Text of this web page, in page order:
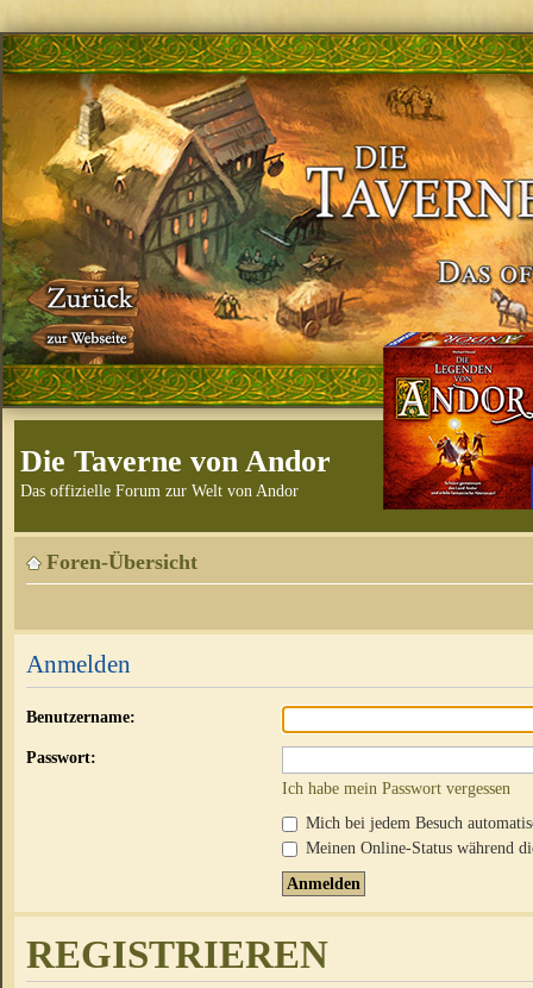
Die Taverne von Andor
Das offizielle Forum zur Welt von Andor
Foren-Übersicht
Anmelden
Benutzername:
Passwort:
Ich habe mein Passwort vergessen
Mich bei jedem Besuch
Meinen Online-Status während
REGISTRIEREN